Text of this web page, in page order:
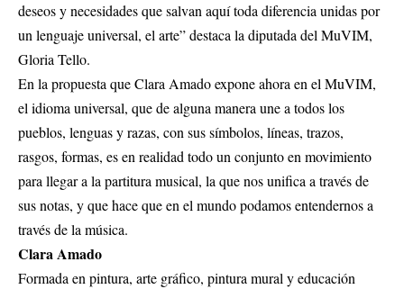
deseos y necesidades que salvan aquí toda diferencia unidas por
un lenguaje universal, el arte” destaca la diputada del MuVIM,
Gloria Tello.
En la propuesta que Clara Amado expone ahora en el MuVIM,
el idioma universal, que de alguna manera une a todos los
pueblos, lenguas y razas, con sus símbolos, líneas, trazos,
rasgos, formas, es en realidad todo un conjunto en movimiento
para llegar a la partitura musical, la que nos unifica a través de
sus notas, y que hace que en el mundo podamos entendernos a
través de la música.
Clara Amado
Formada en pintura, arte gráfico, pintura mural y educación